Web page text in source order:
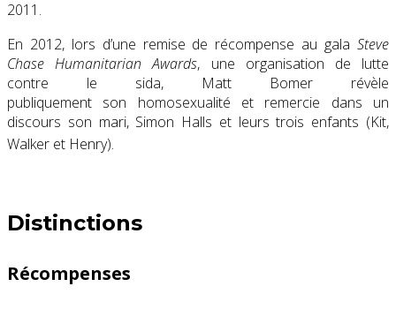
2011 .
En 2012, lors d’une remise de récompense au gala Steve
Chase Humanitarian Awards, une organisation de lutte
contre le sida, Matt Bomer révèle
publiquement son homosexualité et remercie dans un
discours son mari, Simon Halls et leurs trois enfants (Kit,
Walker et Henry).
Distinctions
Récompenses